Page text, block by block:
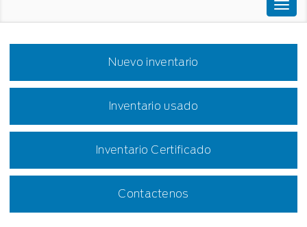
Nuevo inventario
Inventario usado
Inventario Certificado
Contactenos